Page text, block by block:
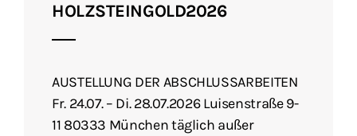
HOLZSTEINGOLD2026
AUSTELLUNG DER ABSCHLUSSARBEITEN
Fr. 24.07. – Di. 28.07.2026 Luisenstraße 9-
11 80333 München täglich außer